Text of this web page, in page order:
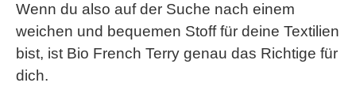
Wenn du also auf der Suche nach einem
weichen und bequemen Stoff für deine Textilien
bist, ist Bio French Terry genau das Richtige für
dich.